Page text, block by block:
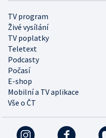
TV program
Živé vysílání
TV poplatky
Teletext
Podcasty
Počasí
E-shop
Mobilní a TV aplikace
Vše o ČT